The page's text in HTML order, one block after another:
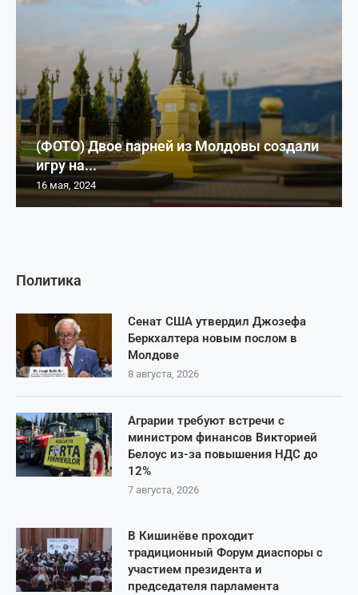
Политика
Сенат США утвердил Джозефа
Беркхалтера новым послом в
Молдове
8 августа, 2026
Аграрии требуют встречи с
министром финансов Викторией
Белоус из-за повышения НДС до
12%
7 августа, 2026
В Кишинёве проходит
традиционный Форум диаспоры с
участием президента и
председателя парламента
(ФОТО) Двое парней из Молдовы создали
игру на...
16 мая, 2024